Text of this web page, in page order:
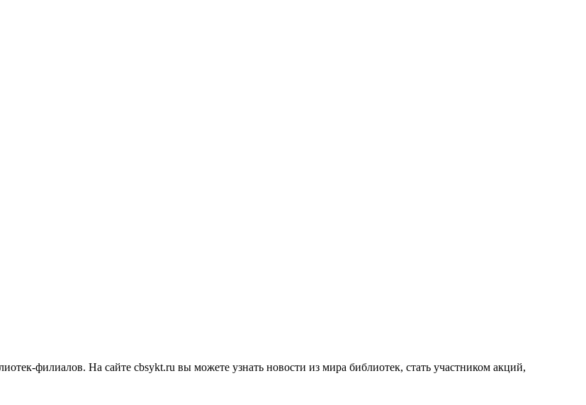
филиалов. На сайте cbsykt.ru вы можете узнать новости из мира библиотек, стать участником акций,